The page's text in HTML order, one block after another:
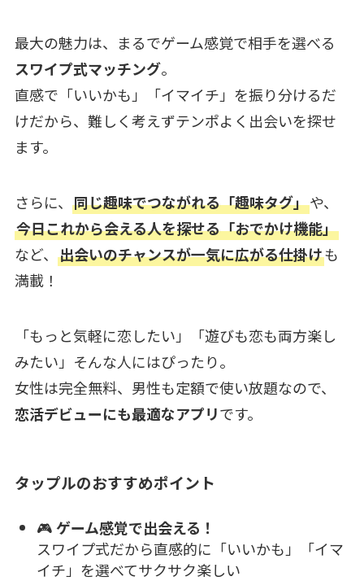
最大の魅力は、まるでゲーム感覚で相手を選べる
スワイプ式マッチング。
直感で「いいかも」「イマイチ」を振り分けるだ
けだから、難しく考えずテンポよく出会いを探せ
ます。
さらに、 同じ趣味でつながれる「趣味タグ」や、
今日これから会える人を探せる「おでかけ機能」
など、 出会いのチャンスが一気に広がる仕掛けも
満載！
「もっと気軽に恋したい」「遊びも恋も両方楽し
みたい」そんな人にはぴったり。
女性は完全無料、男性も定額で使い放題なので、
恋活デビューにも最適なアプリです。
タップルのおすすめポイント
🎮ゲーム感覚で出会える！
スワイプ式だから直感的に「いいかも」「イマ
イチ」を選べてサクサク楽しい